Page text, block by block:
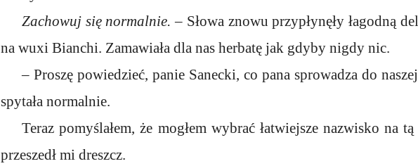
Zachowuj się normalnie.– Słowa znowu przypłynęły łagodną
na wuxi Bianchi. Zamawiała dla nas herbatę jak gdyby nigdy nic.
– Proszę powiedzieć, panie Sanecki, co pana sprowadza do
spytała normalnie.
Teraz pomyślałem, że mogłem wybrać łatwiejsze nazwisko na
przeszedł mi dreszcz.